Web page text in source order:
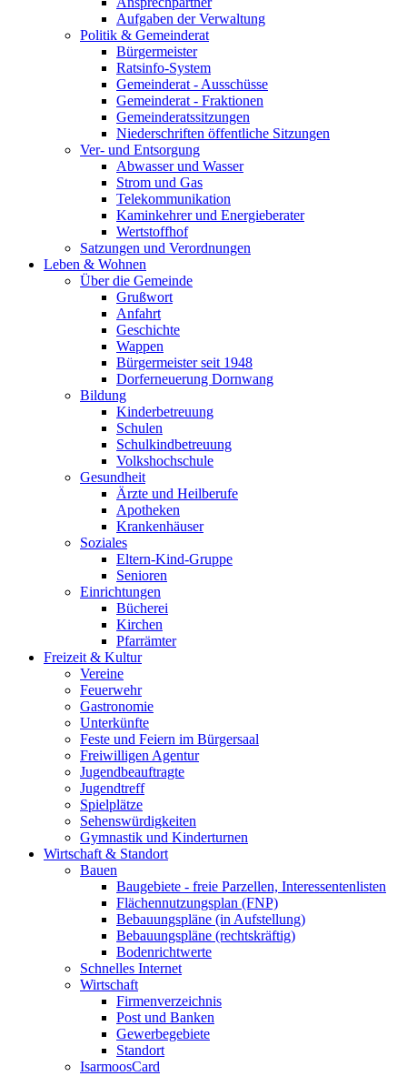
Aufgaben der Verwaltung
Politik & Gemeinderat
Bürgermeister
Ratsinfo-System
Gemeinderat - Ausschüsse
Gemeinderat - Fraktionen
Gemeinderatssitzungen
Niederschriften öffentliche Sitzungen
Ver- und Entsorgung
Abwasser und Wasser
Strom und Gas
Telekommunikation
Kaminkehrer und Energieberater
Wertstoffhof
Satzungen und Verordnungen
Leben & Wohnen
Über die Gemeinde
Grußwort
Anfahrt
Geschichte
Wappen
Bürgermeister seit 1948
Dorferneuerung Dornwang
Bildung
Kinderbetreuung
Schulen
Schulkindbetreuung
Volkshochschule
Gesundheit
Ärzte und Heilberufe
Apotheken
Krankenhäuser
Soziales
Eltern-Kind-Gruppe
Senioren
Einrichtungen
Bücherei
Kirchen
Pfarrämter
Freizeit & Kultur
Vereine
Feuerwehr
Gastronomie
Unterkünfte
Feste und Feiern im Bürgersaal
Freiwilligen Agentur
Jugendbeauftragte
Jugendtreff
Spielplätze
Sehenswürdigkeiten
Gymnastik und Kinderturnen
Wirtschaft & Standort
Bauen
Baugebiete - freie Parzellen, Interessentenlisten
Flächennutzungsplan (FNP)
Bebauungspläne (in Aufstellung)
Bebauungspläne (rechtskräftig)
Bodenrichtwerte
Schnelles Internet
Wirtschaft
Firmenverzeichnis
Post und Banken
Gewerbegebiete
Standort
IsarmoosCard